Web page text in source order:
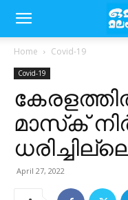
Home Covid-19
Covid-19
മാസ്‌ക്
April 27, 2022